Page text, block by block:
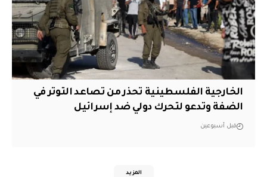
الخارجية الفلسطينية تحذر من تصاعد التوتر في
الضفة وتدعو لتحرك دولي ضد إسرائيل
قبل أسبوعين
المزيد